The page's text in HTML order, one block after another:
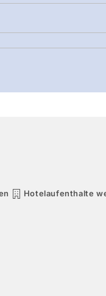
Hotelaufenthalte